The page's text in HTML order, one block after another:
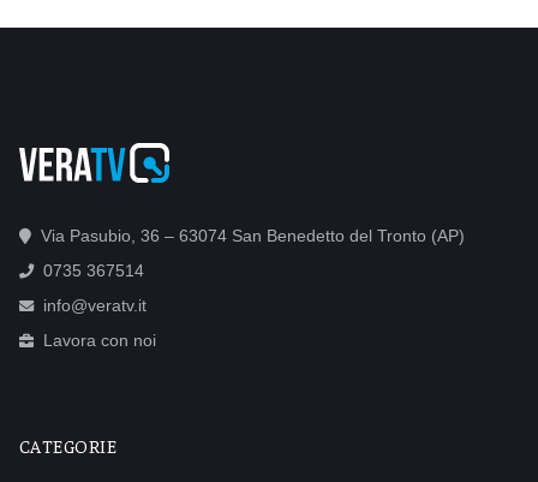
Via Pasubio, 36 – 63074 San Benedetto del Tronto (AP)
0735 367514
info@veratv.it
Lavora con noi
CATEGORIE